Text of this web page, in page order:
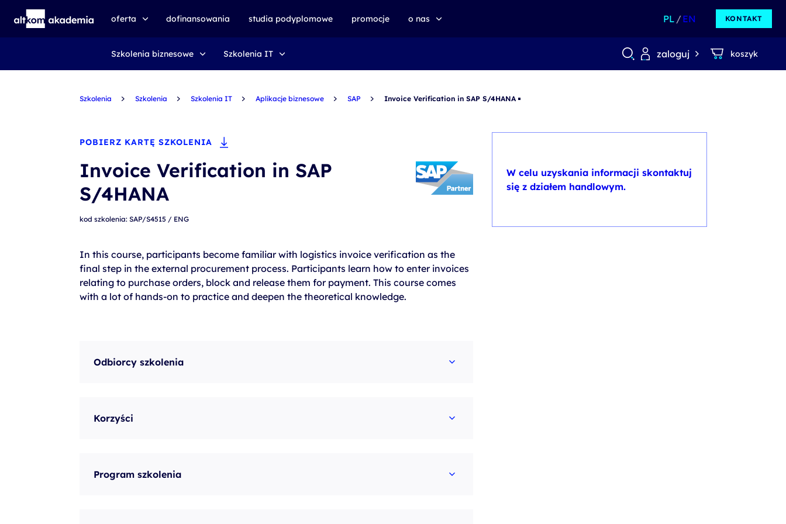
oferta
speexx
certyfikat DMI
AI First
szkolenia VR
szkolenia dla produkcji
szkolenia Broadcom
szkolenia SAP
dofinansowania studia podyplomowe promocje o nas PL EN KONTAKT
Szkolenia biznesowe Szkolenia IT zaloguj koszyk
Szkolenia Szkolenia Szkolenia IT Aplikacje biznesowe SAP Invoice Verification in SAP S/4HANA
POBIERZ KARTĘ SZKOLENIA
Invoice Verification in SAP
S/4HANA
kod szkolenia: SAP/S4515 / ENG
In this course, participants become familiar with logistics invoice verification as the
final step in the external procurement process. Participants learn how to enter invoices
relating to purchase orders, block and release them for payment. This course comes
with a lot of hands-on to practice and deepen the theoretical knowledge.
Odbiorcy szkolenia
Korzyści
Program szkolenia
W celu uzyskania informacji skontaktuj
się z działem handlowym.